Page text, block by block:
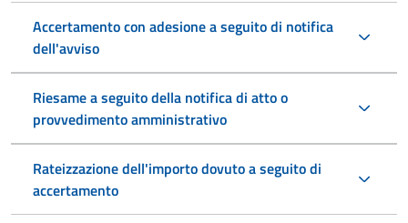
Accertamento con adesione a seguito di notifica
dell'avviso
Riesame a seguito della notifica di atto o
provvedimento amministrativo
Rateizzazione dell'importo dovuto a seguito di
accertamento